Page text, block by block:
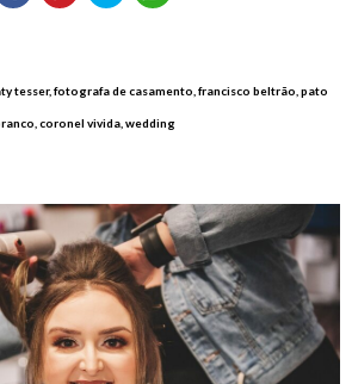
tesser, fotografa de casamento, francisco beltrão, pato
coronel vivida, wedding